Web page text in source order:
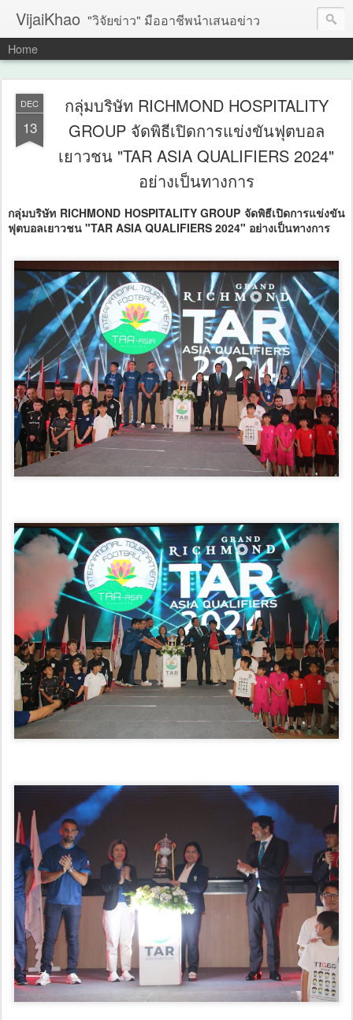
VijaiKhao "วิจัยข่าว" มืออาชีพนำเสนอข่าว
Home
DEC
13
กลุ่มบริษัท RICHMOND HOSPITALITY
GROUP จัดพิธีเปิดการแข่งขันฟุตบอล
เยาวชน "TAR ASIA QUALIFIERS 2024"
อย่างเป็นทางการ
กลุ่มบริษัท RICHMOND HOSPITALITY GROUP จัดพิธีเปิดการแข่งขัน
ฟุตบอลเยาวชน "TAR ASIA QUALIFIERS 2024" อย่างเป็นทางการ